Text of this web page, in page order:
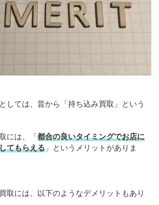
しては、昔から「持ち込み買取」という
には、「都合の良いタイミングでお店に
てもらえる 」というメリットがありま
取には、以下のようなデメリットもあり